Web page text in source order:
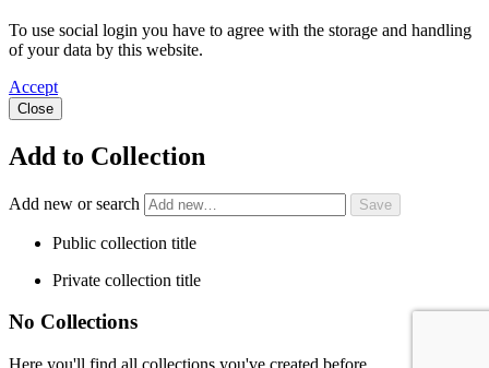
To use social login you have to agree with the storage and handling
of your data by this website.
Accept
Close
Add to Collection
Add new or search
Public collection title
Private collection title
No Collections
Here you'll find all collections you've created before.